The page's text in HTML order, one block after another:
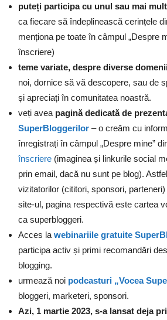
puteți participa cu unul sau mai
ca fiecare să îndeplinească cerințele
menționa pe toate în câmpul „Despre
înscriere)
teme variate, despre diverse
noi, dornice să vă descopere, sau de
și apreciați în comunitatea noastră.
veți avea pagină dedicată de
SuperBloggerilor – o creăm cu
înregistrați în câmpul „Despre mine”
înscriere (imaginea și linkurile social
prin email, dacă nu sunt pe blog).
vizitatorilor (cititori, sponsori,
site-ul, pagina respectivă este cartea
ca superbloggeri.
Acces la webinariile gratuite
participa activ și primi recomandări
blogging.
urmează noi podcasturi „Vocea
bloggeri, marketeri, sponsori.
Azi, 1 martie 2023, s-a lansat deja